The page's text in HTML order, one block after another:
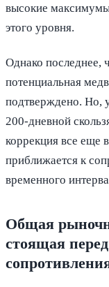
высокие
этого уровня.
Однако последнее,
потенциальная
подтверждено. Но,
200-дневной
коррекция все еще
приближается к
временного
Общая
стоящая